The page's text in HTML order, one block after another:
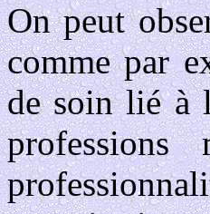
On peut
comme par
de soin lié à